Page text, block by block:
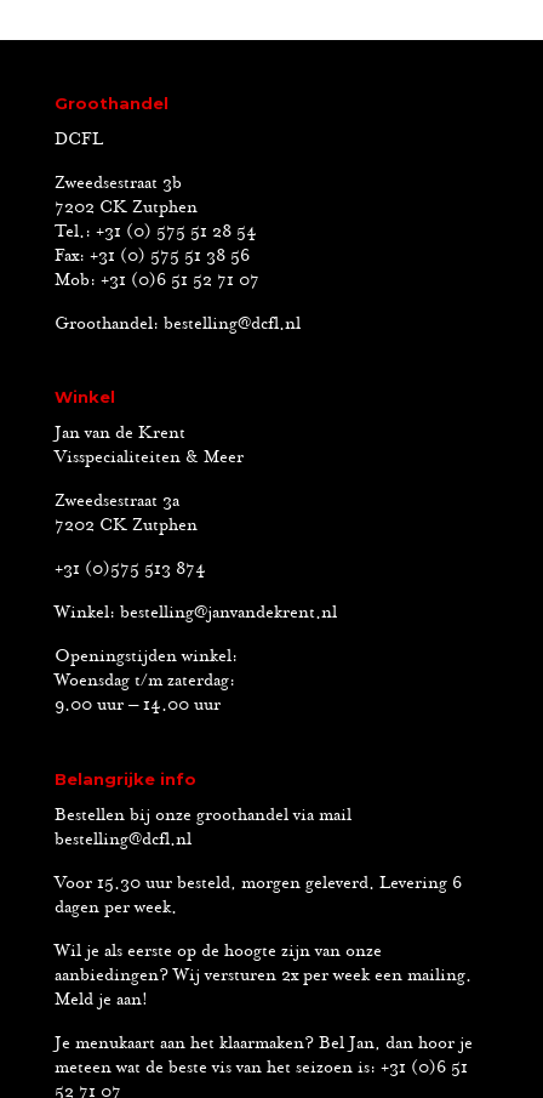
Groothandel
DCFL
Zweedsestraat 3b
7202 CK Zutphen
Tel.: +31 (0) 575 51 28 54
Fax: +31 (0) 575 51 38 56
Mob: +31 (0)6 51 52 71 07
Groothandel: bestelling@dcfl.nl
Winkel
Jan van de Krent
Visspecialiteiten & Meer
Zweedsestraat 3a
7202 CK Zutphen
+31 (0)575 513 874
Winkel: bestelling@janvandekrent.nl
Openingstijden winkel:
Woensdag t/m zaterdag:
9.00 uur – 14.00 uur
Belangrijke info
Bestellen bij onze groothandel via mail
bestelling@dcfl.nl
Voor 15.30 uur besteld, morgen geleverd. Levering 6
dagen per week.
Wil je als eerste op de hoogte zijn van onze
aanbiedingen? Wij versturen 2x per week een mailing.
Meld je aan!
Je menukaart aan het klaarmaken? Bel Jan, dan hoor je
meteen wat de beste vis van het seizoen is: +31 (0)6 51
52 71 07